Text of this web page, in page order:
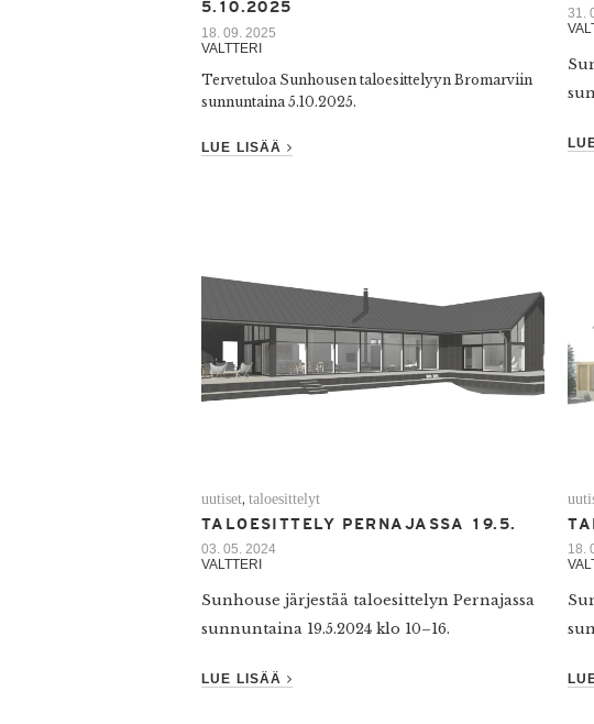
5.10.2025
18. 09. 2025
VALTTERI
Tervetuloa Sunhousen taloesittelyyn Bromarviin
sunnuntaina 5.10.2025.
LUE LISÄÄ
31.
uutiset, taloesittelyt
TALOESITTELY PERNAJASSA 19.5.
03. 05. 2024
VALTTERI
Sunhouse järjestää taloesittelyn Pernajassa
sunnuntaina 19.5.2024 klo 10–16.
LUE LISÄÄ
18.